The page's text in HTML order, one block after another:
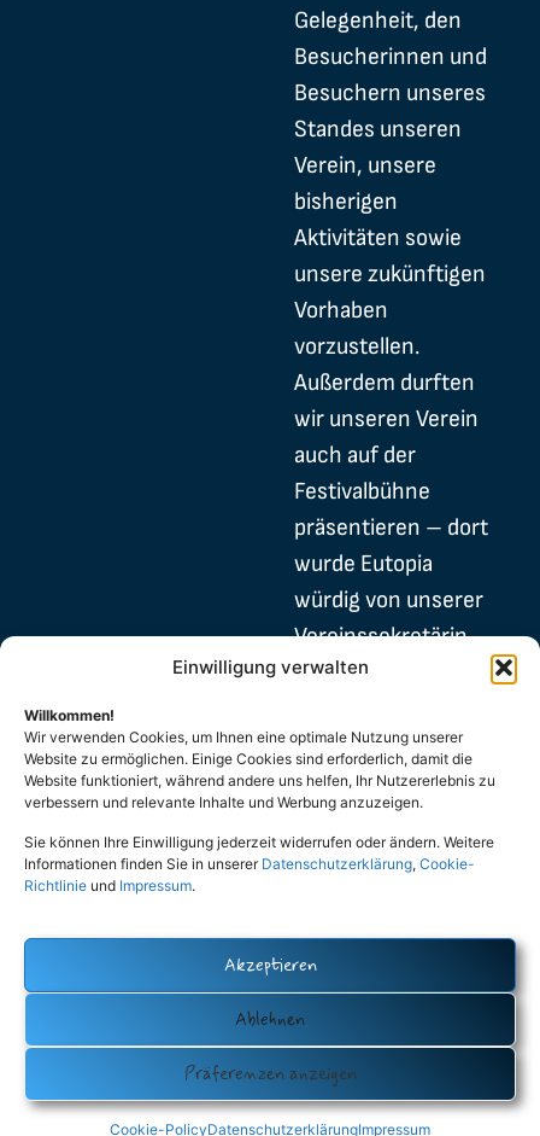
Einwilligung verwalten
Willkommen!
Wir verwenden Cookies, um Ihnen eine optimale Nutzung unserer
Website zu ermöglichen. Einige Cookies sind erforderlich, damit die
Website funktioniert, während andere uns helfen, Ihr Nutzererlebnis zu
verbessern und relevante Inhalte und Werbung anzuzeigen.
Sie können Ihre Einwilligung jederzeit widerrufen oder ändern. Weitere
Informationen finden Sie in unserer Datenschutzerklärung, Cookie-
Richtlinie und Impressum.
Akzeptieren
Ablehnen
Präferenzen anzeigen
Cookie-PolicyDatenschutzerklärungImpressum
Gelegenheit, den
Besucherinnen und
Besuchern unseres
Standes unseren
Verein, unsere
bisherigen
Aktivitäten sowie
unsere zukünftigen
Vorhaben
vorzustellen.
Außerdem durften
wir unseren Verein
auch auf der
Festivalbühne
präsentieren – dort
wurde Eutopia
würdig von unserer
Vereinssekretärin
Dimitra Skartsiari
Ein Video mit
Eindrücken von der
Veranstaltung
findet ihr unten.
die unseren Stand
besucht haben!
hier, um
g-Cookies
akzeptier
diesen